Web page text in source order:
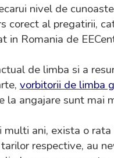
nivel de
corect al pregatirii,
in Romania de
de limba si a
vorbitorii de limba
la angajare sunt mai
ani, exista o
respective, au